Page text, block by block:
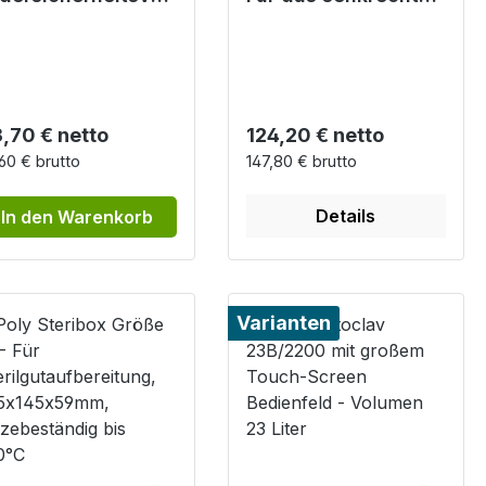
Preis:
€ netto
€ brutto
In den Warenkorb
Regulärer Preis:
124,20 € netto
147,80 € brutto
Details
Varianten